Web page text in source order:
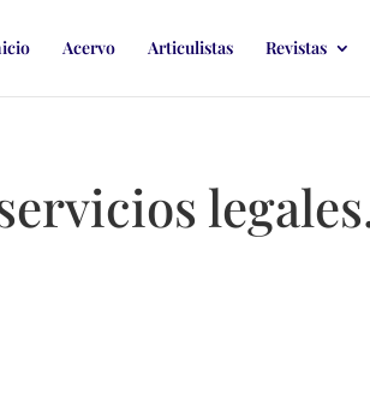
Acervo Articulistas Revistas